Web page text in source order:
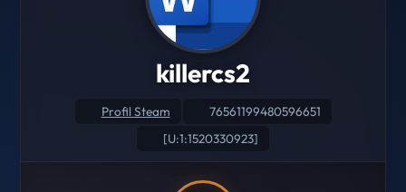
killercs2
Profil Steam
76561199480596651
[U:1:1520330923]